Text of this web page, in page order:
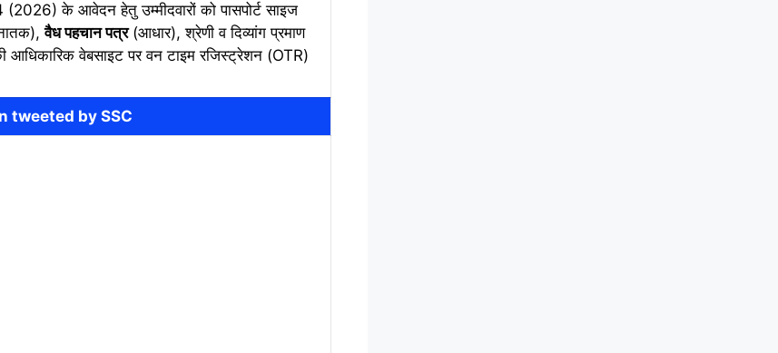
के आवेदन हेतु उम्मीदवारों को पासपोर्ट साइज
वैध पहचान पत्र(आधार), श्रेणी व दिव्यांग प्रमाण
आधिकारिक वेबसाइट पर वन टाइम रजिस्ट्रेशन (OTR)
tweeted by SSC